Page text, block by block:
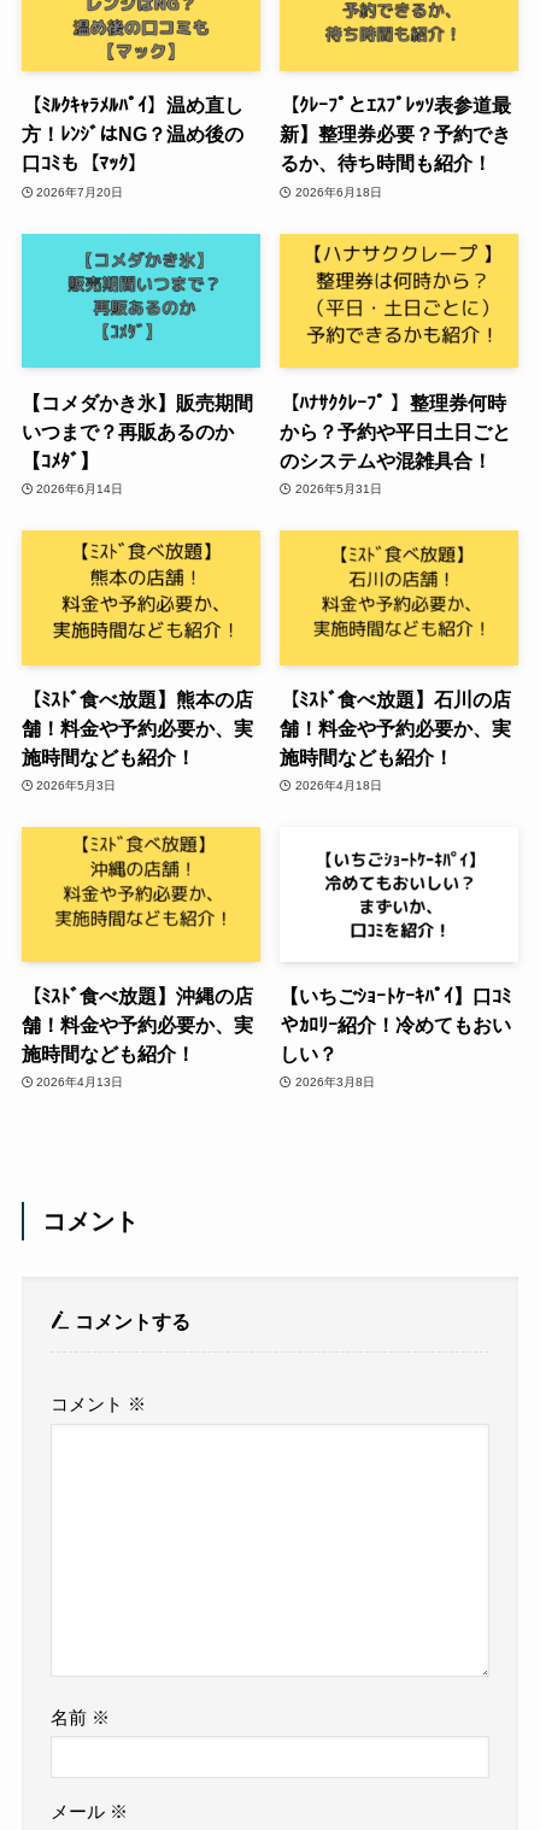
【ﾐﾙｸｷｬﾗﾒﾙﾊﾟｲ】温め直し
方！ﾚﾝｼﾞはNG？温め後の
口ｺﾐも【ﾏｯｸ】
2026年7月20日
【ｸﾚｰﾌﾟとｴｽﾌﾟﾚｯｿ表参道最
新】整理券必要？予約でき
るか、待ち時間も紹介！
2026年6月18日
【コメダかき氷】販売期間
いつまで？再販あるのか
【ｺﾒﾀﾞ】
2026年6月14日
【ﾊﾅｻｸｸﾚｰﾌﾟ 】整理券何時
から？予約や平日土日ごと
のシステムや混雑具合！
2026年5月31日
【ﾐｽﾄﾞ食べ放題】熊本の店
舗！料金や予約必要か、実
施時間なども紹介！
2026年5月3日
【ﾐｽﾄﾞ食べ放題】石川の店
舗！料金や予約必要か、実
施時間なども紹介！
2026年4月18日
【ﾐｽﾄﾞ食べ放題】沖縄の店
舗！料金や予約必要か、実
施時間なども紹介！
2026年4月13日
【いちごｼｮｰﾄｹｰｷﾊﾟｲ】口ｺﾐ
やｶﾛﾘｰ紹介！冷めてもおい
しい？
2026年3月8日
コメント
コメントする
コメント ※
名前 ※
メール ※